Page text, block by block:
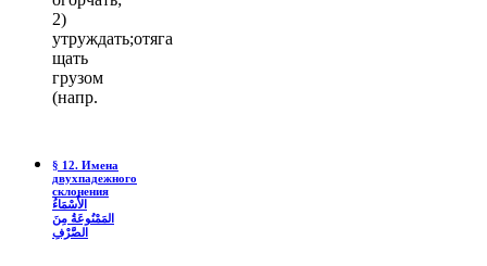
2)
утруждать;отяга
щать
грузом
(напр.
§ 12. Имена
двухпадежного
склонения
الأَسْمَاءُ
المَمْنُوعَةُ مِنَ
الصَّرْفِ